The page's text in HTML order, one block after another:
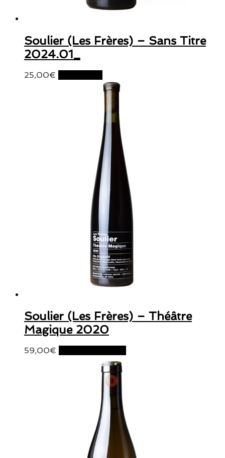
Soulier (Les Frères) – Sans Titre
2024.01_
25,00€
Soulier (Les Frères) – Théâtre
Magique 2020
59,00€